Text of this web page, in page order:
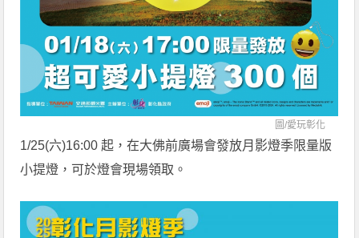
圖/愛玩彰化
1/25(六)16:00 起，在大佛前廣場會發放月影燈季限量版
小提燈，可於燈會現場領取。